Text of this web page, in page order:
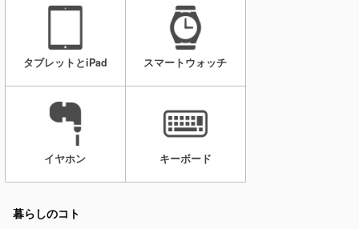
タブレットとiPad スマートウォッチ
イヤホン キーボード
暮らしのコト